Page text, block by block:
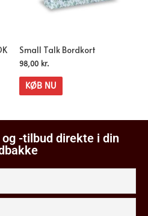
Small Talk Bordkort
98,00 kr.
KØB NU
-tilbud direkte i din